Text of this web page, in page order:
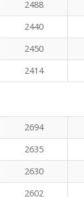
2488
2440
2450
2414
2694
2635
2630
2602